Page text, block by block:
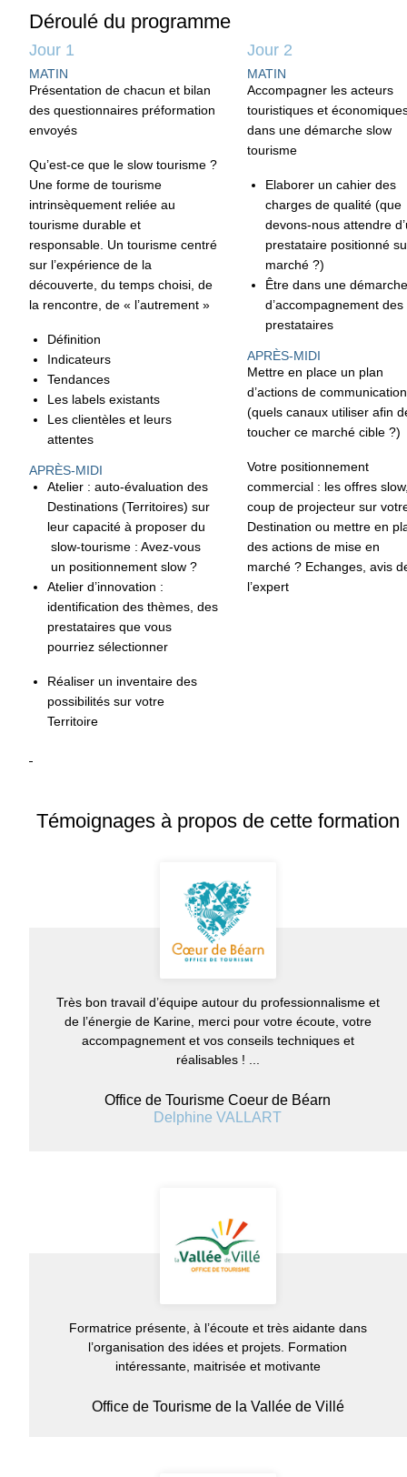
Déroulé du programme
Jour 1
MATIN
Présentation de chacun et bilan
des questionnaires préformation
envoyés
Qu’est-ce que le slow tourisme ?
Une forme de tourisme
intrinsèquement reliée au
tourisme durable et
responsable. Un tourisme centré
sur l’expérience de la
découverte, du temps choisi, de
la rencontre, de « l’autrement »
Définition
Indicateurs
Tendances
Les labels existants
Les clientèles et leurs
attentes
APRÈS-MIDI
Atelier : auto-évaluation des
Destinations (Territoires) sur
leur capacité à proposer du
slow-tourisme : Avez-vous
un positionnement slow ?
Atelier d’innovation :
identification des thèmes, des
prestataires que vous
pourriez sélectionner
Réaliser un inventaire des
possibilités sur votre
Territoire
Jour 2
MATIN
Accompagner les acteurs
touristiques et
dans une démarche slow
tourisme
Elaborer un cahier des
charges de qualité (que
devons-nous attendre
prestataire positionné
marché ?)
Être dans une démarche
d’accompagnement des
prestataires
APRÈS-MIDI
Mettre en place un plan
d’actions de communication
(quels canaux utiliser afin
toucher ce marché cible ?)
Votre positionnement
commercial : les offres
coup de projecteur sur
Destination ou mettre en
des actions de mise en
marché ? Echanges, avis
l’expert
Témoignages à propos de cette formation
Très bon travail d’équipe autour du professionnalisme et
de l’énergie de Karine, merci pour votre écoute, votre
accompagnement et vos conseils techniques et
réalisables ! ...
Office de Tourisme Coeur de Béarn
Delphine VALLART
Formatrice présente, à l’écoute et très aidante dans
l’organisation des idées et projets. Formation
intéressante, maitrisée et motivante
Office de Tourisme de la Vallée de Villé